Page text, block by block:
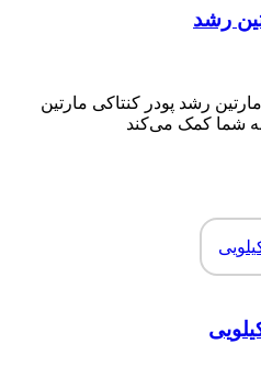
رشد پودر کنتاکی مارتین
شما کمک می‌کند